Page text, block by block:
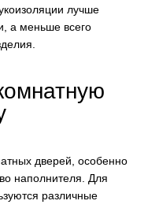
лучше
а меньше всего
дверей, особенно
наполнителя. Для
различные